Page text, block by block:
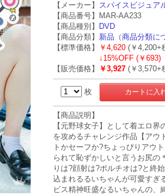
【メーカー】 スパイスビジュア
【商品番号】MAR-AA233
【商品種別】
DVD
【商品分類】 新品 （商品分類に
【標準価格】
￥4,620 (￥4,200+
↓ 15%OFF (￥693)
【販売価格】
￥3,927 (￥3,570+
枚
【商品説明】
【元野球女子】として着エロ
を攻めるチャレンジ作品【アウ
トかセーフか?ちょっぴりアウ
られて恥ずかしいと言うお尻の
りは?顔射は?ポルチオは?と終
込まれるるいちゃんが可愛すぎ
ビス精神旺盛なるいちゃんの